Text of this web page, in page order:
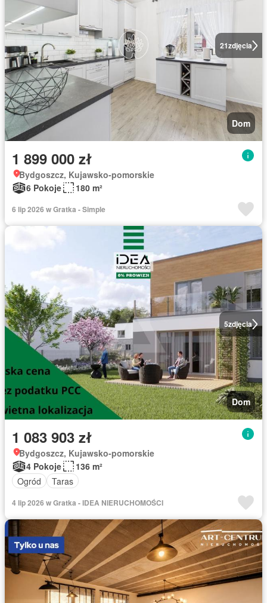
21zdjęcia
Dom
1 899 000 zł
Bydgoszcz, Kujawsko-pomorskie
6 Pokoje
180 m²
6 lip 2026 w Gratka - Simple
5zdjęcia
Dom
1 083 903 zł
Bydgoszcz, Kujawsko-pomorskie
4 Pokoje
136 m²
Ogród
Taras
4 lip 2026 w Gratka - IDEA NIERUCHOMOŚCI